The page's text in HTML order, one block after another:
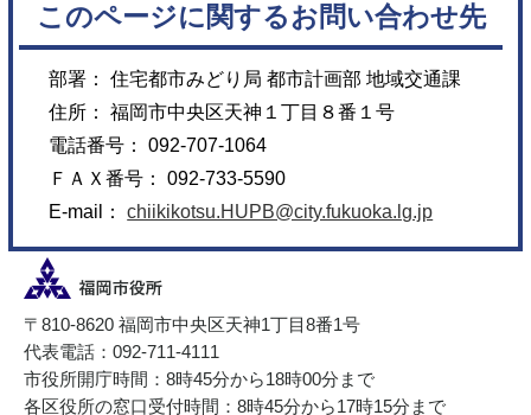
このページに関するお問い合わせ先
部署： 住宅都市みどり局 都市計画部 地域交通課
住所： 福岡市中央区天神１丁目８番１号
電話番号： 092-707-1064
ＦＡＸ番号： 092-733-5590
E-mail：chiikikotsu.HUPB@city.fukuoka.lg.jp
〒810-8620 福岡市中央区天神1丁目8番1号
代表電話：092-711-4111
市役所開庁時間：8時45分から18時00分まで
各区役所の窓口受付時間：8時45分から17時15分まで